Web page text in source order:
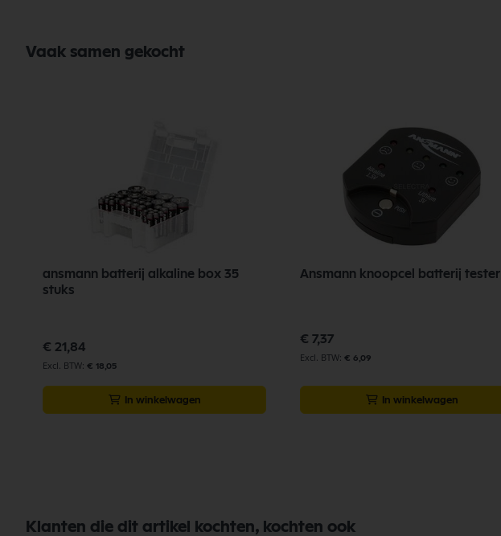
Vaak samen gekocht
ansmann batterij alkaline box 35
stuks
€ 21,84
€ 18,05
In winkelwagen
Ansmann knoopcel batterij tester
€ 7,37
€ 6,09
In winkelwagen
Klanten die dit artikel kochten, kochten ook